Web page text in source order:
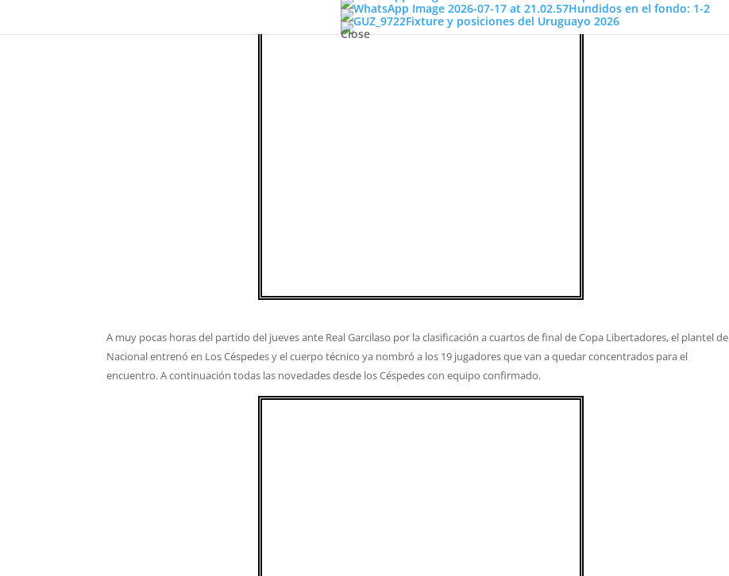
Hundidos en el fondo: 1-2
Fixture y posiciones del Uruguayo 2026
Close
A muy pocas horas del partido del jueves ante Real Garcilaso por la clasificación a cuartos de final de Copa Libertadores, el plantel de
Nacional entrenó en Los Céspedes y el cuerpo técnico ya nombró a los 19 jugadores que van a quedar concentrados para el
encuentro. A continuación todas las novedades desde los Céspedes con equipo confirmado.